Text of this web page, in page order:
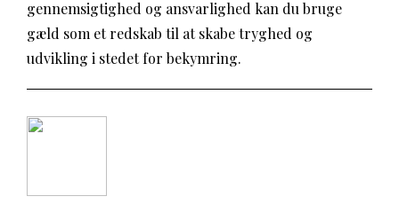
gennemsigtighed og ansvarlighed kan du bruge
gæld som et redskab til at skabe tryghed og
udvikling i stedet for bekymring.